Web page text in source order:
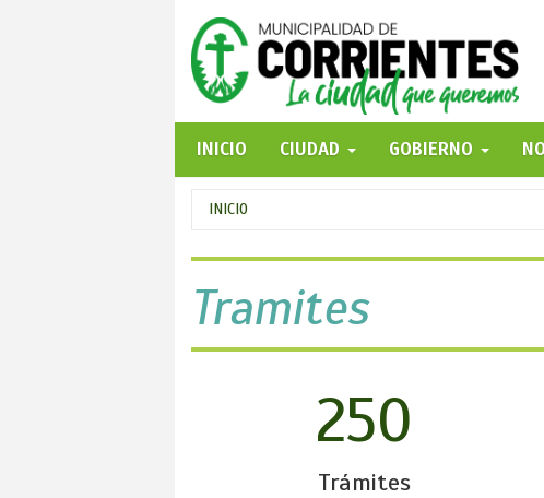
INICIO
CIUDAD GOBIERNO
Se
encuentra
usted
aquí
INICIO
Tramites
250
Trámites